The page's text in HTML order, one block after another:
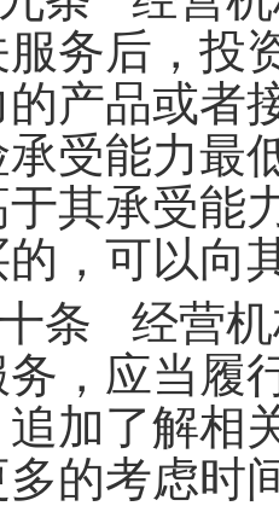
务后，投
产品或者
受能力最
其承受能
，可以向
条
经营
，应当履
加了解相
的考虑时